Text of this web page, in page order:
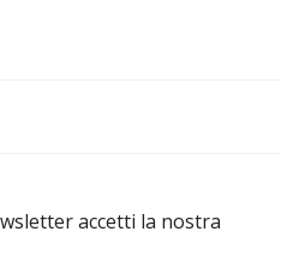
accetti la nostra